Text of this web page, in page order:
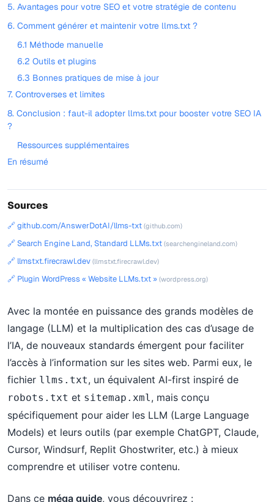
5. Avantages pour votre SEO et votre stratégie de contenu
6. Comment générer et maintenir votre llms.txt ?
6.1 Méthode manuelle
6.2 Outils et plugins
6.3 Bonnes pratiques de mise à jour
7. Controverses et limites
8. Conclusion : faut-il adopter llms.txt pour booster votre SEO IA
?
Ressources supplémentaires
En résumé
Sources
🔗 github.com/AnswerDotAI/llms-txt (github.com)
🔗 Search Engine Land, Standard LLMs.txt (searchengineland.com)
🔗 llmstxt.firecrawl.dev (llmstxt.firecrawl.dev)
🔗 Plugin WordPress « Website LLMs.txt » (wordpress.org)
Avec la montée en puissance des grands modèles de
langage (LLM) et la multiplication des cas d’usage de
l’IA, de nouveaux standards émergent pour faciliter
l’accès à l’information sur les sites web. Parmi eux, le
fichier llms.txt, un équivalent AI-first inspiré de
robots.txt et sitemap.xml, mais conçu
spécifiquement pour aider les LLM (Large Language
Models) et leurs outils (par exemple ChatGPT, Claude,
Cursor, Windsurf, Replit Ghostwriter, etc.) à mieux
comprendre et utiliser votre contenu.
Dans ce méga guide, vous découvrirez :